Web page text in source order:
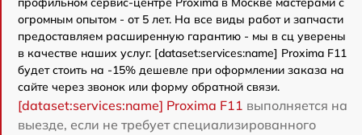
огромным опытом - от 5 лет. На все виды работ и запчасти
предоставляем расширенную гарантию - мы в сц уверены
в качестве наших услуг. [dataset:services:name] Proxima F11
будет стоить на -15% дешевле при оформлении заказа на
сайте через звонок или форму обратной связи.
[dataset:services:name] Proxima F11 выполняется на
выезде, если не требует специализированного